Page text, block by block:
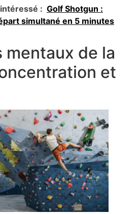
: Golf Shotgun :
simultané en 5 minutes
mentaux de la
et